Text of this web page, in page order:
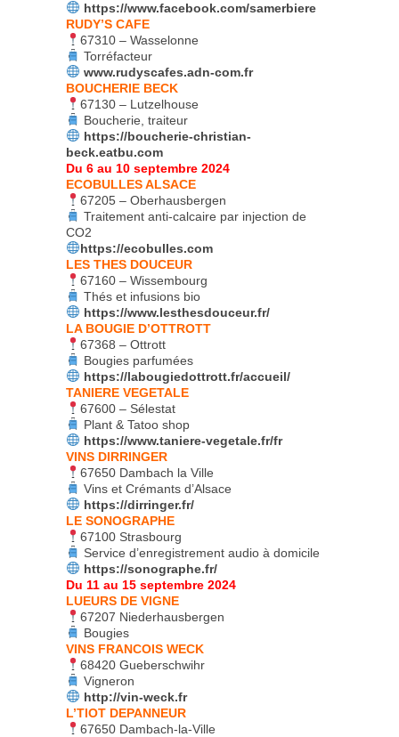
https://www.facebook.com/samerbiere
RUDY’S CAFE
67310 – Wasselonne
Torréfacteur
www.rudyscafes.adn-com.fr
BOUCHERIE BECK
67130 – Lutzelhouse
Boucherie, traiteur
https://boucherie-christian-
beck.eatbu.com
Du 6 au 10 septembre 2024
ECOBULLES ALSACE
67205 – Oberhausbergen
Traitement anti-calcaire par injection de
CO2
https://ecobulles.com
LES THES DOUCEUR
67160 – Wissembourg
Thés et infusions bio
https://www.lesthesdouceur.fr/
LA BOUGIE D’OTTROTT
67368 – Ottrott
Bougies parfumées
https://labougiedottrott.fr/accueil/
TANIERE VEGETALE
67600 – Sélestat
Plant & Tatoo shop
https://www.taniere-vegetale.fr/fr
VINS DIRRINGER
67650 Dambach la Ville
Vins et Crémants d’Alsace
https://dirringer.fr/
LE SONOGRAPHE
67100 Strasbourg
Service d’enregistrement audio à domicile
https://sonographe.fr/
Du 11 au 15 septembre 2024
LUEURS DE VIGNE
67207 Niederhausbergen
Bougies
VINS FRANCOIS WECK
68420 Gueberschwihr
Vigneron
http://vin-weck.fr
L’TIOT DEPANNEUR
67650 Dambach-la-Ville